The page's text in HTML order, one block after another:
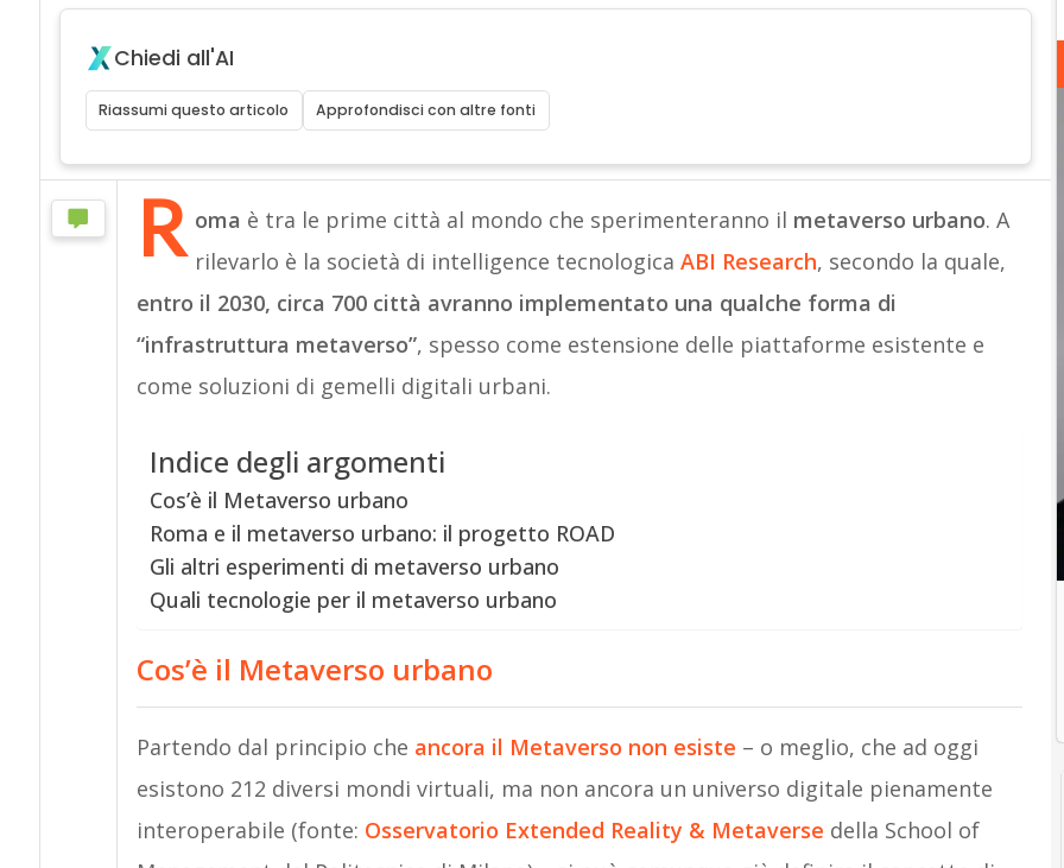
Chiedi all'AI
Riassumi questo articolo Approfondisci con altre fonti
R oma è tra le prime città al mondo che sperimenteranno il metaverso urbano. A
rilevarlo è la società di intelligence tecnologica ABI Research, secondo la quale,
entro il 2030, circa 700 città avranno implementato una qualche forma di
“infrastruttura metaverso”, spesso come estensione delle piattaforme esistente e
come soluzioni di gemelli digitali urbani.
Indice degli argomenti
Cos’è il Metaverso urbano
Roma e il metaverso urbano: il progetto ROAD
Gli altri esperimenti di metaverso urbano
Quali tecnologie per il metaverso urbano
Cos’è il Metaverso urbano
Partendo dal principio che ancora il Metaverso non esiste – o meglio, che ad oggi
esistono 212 diversi mondi virtuali, ma non ancora un universo digitale pienamente
interoperabile (fonte: Osservatorio Extended Reality & Metaverse della School of